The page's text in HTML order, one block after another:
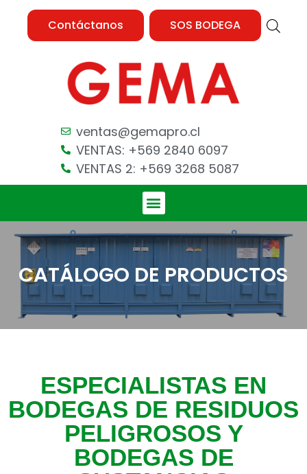
Contáctanos SOS BODEGA
ventas@gemapro.cl
VENTAS: +569 2840 6097
VENTAS 2: +569 3268 5087
CATÁLOGO DE PRODUCTOS
ESPECIALISTAS EN
BODEGAS DE RESIDUOS
PELIGROSOS Y
BODEGAS DE